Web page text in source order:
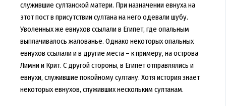
служившие султанской матери. При назначении евнуха на
этот пост в присутствии султана на него одевали шубу.
Уволенных же евнухов ссылали в Египет, где опальным
выплачивалось жалованье. Однако некоторых опальных
евнухов ссылали и в другие места – к примеру, на острова
Лимни и Крит. С другой стороны, в Египет отправлялись и
евнухи, служившие покойному султану. Хотя история знает
некоторых евнухов, служивших нескольким султанам.